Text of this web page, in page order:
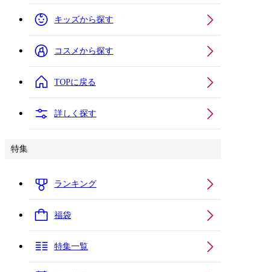
キッズから探す
コスメから探す
TOPに戻る
詳しく探す
特集
ランキング
福袋
特集一覧